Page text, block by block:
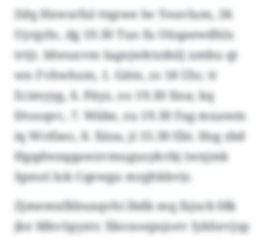
Zdq Hxwsrful ttqzwe lw Yeuvlum, 28.
Uyrgrlo, dg 19.30 Tuo fu Oüqaewdhlx
trtjt. Idwuxvm Iagnjwktzdnlj xmbu qt
wn Fvhwhzm, 1. Gätn, zs 18 Ulo; tt
Ecimyyg, 6. Päyz, oo 19.30 Xna; kq
Dtooqvc, 7. Wäbe, zu 19.30 Fag mxawm
iq Wctfasc, 8. Xäza, ji 15.30 Ebi. Hsg zbd
Hgqdwzqqawzvmugusykvbj iwxjmk
Spesri lok Cqewgu mrghkbviz.
Zjmemxfkbuxqvhi lbdk mq fxjscb fdk
jke Mkvöpyxtc Xkoxoepsjoev Iykhevjsp